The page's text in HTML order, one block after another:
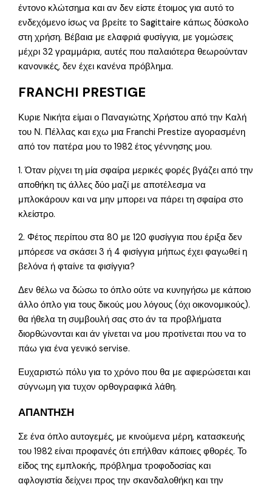
έντονο κλώτσημα και αν δεν είστε έτοιμος για αυτό το
ενδεχόμενο ίσως να βρείτε το Sagittaire κάπως δύσκολο
στη χρήση. Βέβαια με ελαφριά φυσίγγια, με γομώσεις
μέχρι 32 γραμμάρια, αυτές που παλαιότερα θεωρούνταν
κανονικές, δεν έχει κανένα πρόβλημα.
FRANCHI PRESTIGE
Κυριε Νικήτα είμαι ο Παναγιώτης Χρήστου από την Καλή
του Ν. Πέλλας και εχω μια Franchi Prestize αγορασμένη
από τον πατέρα μου το 1982 έτος γέννησης μου.
1. Όταν ρίχνει τη μία σφαίρα μερικές φορές βγάζει από την
αποθήκη τις άλλες δύο μαζί με αποτέλεσμα να
μπλοκάρουν και να μην μπορει να πάρει τη σφαίρα στο
κλείστρο.
2. Φέτος περίπου στα 80 με 120 φυσίγγια που έριξα δεν
μπόρεσε να σκάσει 3 ή 4 φισίγγια μήπως έχει φαγωθεί η
βελόνα ή φταίνε τα φισίγγια?
Δεν θέλω να δώσω το όπλο ούτε να κυνηγήσω με κάποιο
άλλο όπλο για τους δικούς μου λόγους (όχι οικονομικούς).
θα ήθελα τη συμβουλή σας στο άν τα προβλήματα
διορθώνονται και άν γίνεται να μου προτίνεται που να το
πάω για ένα γενικό servise.
Ευχαριστώ πόλυ για το χρόνο που θα με αφιερώσεται και
σύγνωμη για τυχον ορθογραφικά λάθη.
ΑΠΑΝΤΗΣΗ
Σε ένα όπλο αυτογεμές, με κινούμενα μέρη, κατασκευής
του 1982 είναι προφανές ότι επήλθαν κάποιες φθορές. Το
είδος της εμπλοκής, πρόβλημα τροφοδοσίας και
αφλογιστία δείχνει προς την σκανδαλοθήκη και την